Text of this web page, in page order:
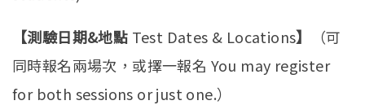
【測驗日期&地點 Test Dates & Locations】
（可
同時報名兩場次，或擇一報名 You may register
for both sessions or just one.）